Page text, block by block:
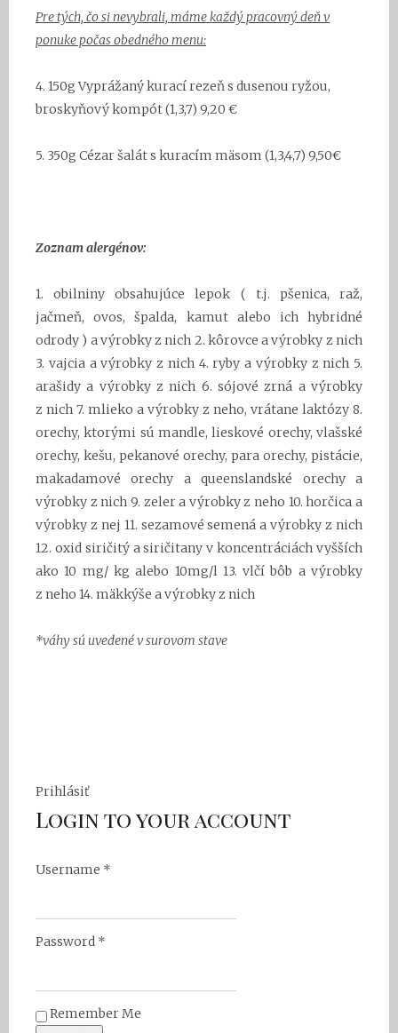
Pre tých, čo si nevybrali, máme každý pracovný deň v
ponuke počas obedného menu:
4. 150g Vyprážaný kurací rezeň s dusenou ryžou,
broskyňový kompót(1,3,7) 9,20 €
5. 350g Cézar šalát s kuracím mäsom (1,3,4,7) 9,50€
Zoznam alergénov:
1. obilniny obsahujúce lepok ( t.j. pšenica, raž,
jačmeň, ovos, špalda, kamut alebo ich hybridné
odrody ) a výrobky z nich 2. kôrovce a výrobky z nich
3. vajcia a výrobky z nich 4. ryby a výrobky z nich 5.
arašidy a výrobky z nich 6. sójové zrná a výrobky
z nich 7. mlieko a výrobky z neho, vrátane laktózy 8.
orechy, ktorými sú mandle, lieskové orechy, vlašské
orechy, kešu, pekanové orechy, para orechy, pistácie,
makadamové orechy a queenslandské orechy a
výrobky z nich 9. zeler a výrobky z neho 10. horčica a
výrobky z nej 11. sezamové semená a výrobky z nich
12. oxid siričitý a siričitany v koncentráciách vyšších
ako 10 mg/ kg alebo 10mg/l 13. vlčí bôb a výrobky
z neho 14. mäkkýše a výrobky z nich
*váhy sú uvedené v surovom stave
Prihlásiť
Login to your account
Username *
Password *
Remember Me